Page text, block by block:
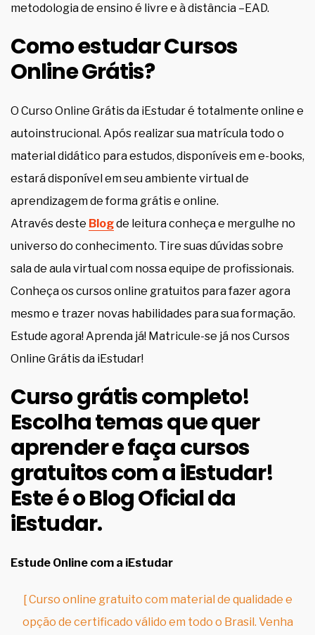
metodologia de ensino é livre e à distância –EAD.
Como estudar Cursos
Online Grátis?
O Curso Online Grátis da iEstudar é totalmente online e
autoinstrucional. Após realizar sua matrícula todo o
material didático para estudos, disponíveis em e-books,
estará disponível em seu ambiente virtual de
aprendizagem de forma grátis e online.
Através deste Blogde leitura conheça e mergulhe no
universo do conhecimento. Tire suas dúvidas sobre
sala de aula virtual com nossa equipe de profissionais.
Conheça os cursos online gratuitos para fazer agora
mesmo e trazer novas habilidades para sua formação.
Estude agora! Aprenda já! Matricule-se já nos Cursos
Online Grátis da iEstudar!
Curso grátis completo!
Escolha temas que quer
aprender e faça cursos
gratuitos com a iEstudar!
Este é o Blog Oficial da
iEstudar.
Estude Online com a iEstudar
[ Curso online gratuito com material de qualidade e
opção de certificado válido em todo o Brasil. Venha